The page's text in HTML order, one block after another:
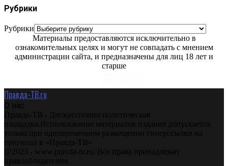
Рубрики
Рубрики
Материалы предоставляются исключительно в
ознакомительных целях и могут не совпадать с мнением
администрации сайта, и предназначены для лиц 18 лет и
старше
Правда-ТВ.ru
О нас
Правда-ТВ - Дискуссионно политическая
площадка.Использование материалов издания допускается
только при одновременном размещении гиперссылки на
оригинал в «Правда-ТВ»
@2023 - www.pravda-tv.ru. Все права принадлежат
правообладателям.